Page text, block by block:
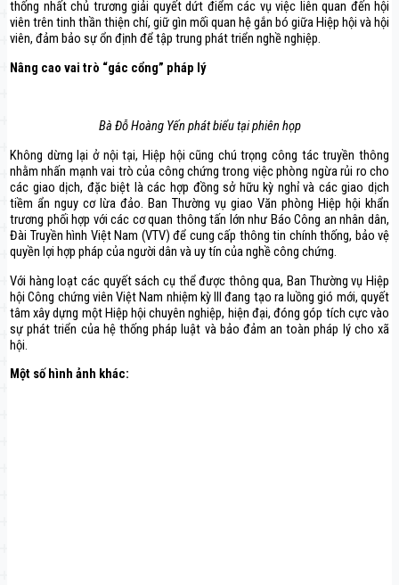
thống nhất chủ trương giải quyết dứt điểm các vụ việc liên quan đến hội
viên trên tinh thần thiện chí, giữ gìn mối quan hệ gắn bó giữa Hiệp hội và hội
viên, đảm bảo sự ổn định để tập trung phát triển nghề nghiệp.
Nâng cao vai trò “gác cổng” pháp lý
Bà Đỗ Hoàng Yến phát biểu tại phiên họp
Không dừng lại ở nội tại, Hiệp hội cũng chú trọng công tác truyền thông
nhằm nhấn mạnh vai trò của công chứng trong việc phòng ngừa rủi ro cho
các giao dịch, đặc biệt là các hợp đồng sở hữu kỳ nghỉ và các giao dịch
tiềm ẩn nguy cơ lừa đảo. Ban Thường vụ giao Văn phòng Hiệp hội khẩn
trương phối hợp với các cơ quan thông tấn lớn như Báo Công an nhân dân,
Đài Truyền hình Việt Nam (VTV) để cung cấp thông tin chính thống, bảo vệ
quyền lợi hợp pháp của người dân và uy tín của nghề công chứng.
Với hàng loạt các quyết sách cụ thể được thông qua, Ban Thường vụ Hiệp
hội Công chứng viên Việt Nam nhiệm kỳ III đang tạo ra luồng gió mới, quyết
tâm xây dựng một Hiệp hội chuyên nghiệp, hiện đại, đóng góp tích cực vào
sự phát triển của hệ thống pháp luật và bảo đảm an toàn pháp lý cho xã
hội.
Một số hình ảnh khác: